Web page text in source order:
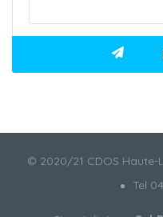
© 2020/21 CDOS Haute-
Tel